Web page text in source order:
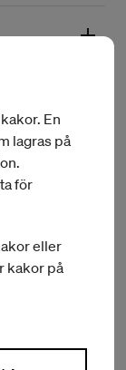
processer,
samt
med
har man
nya
om
skapar
I
kroppens
Genom
en
gruvan som
med
En
lagras på
för
eller
kakor på